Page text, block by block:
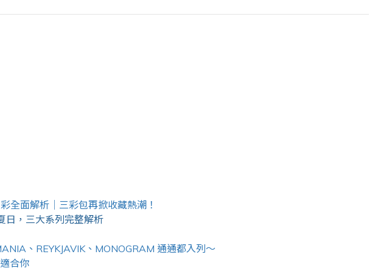
全面解析｜三彩包再掀收藏熱潮！
日，三大系列完整解析
、REYKJAVIK、MONOGRAM 通通都入列～
合你